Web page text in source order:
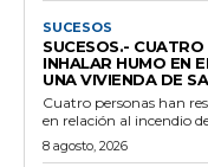
SUCESOS
SUCESOS.-
INHALAR HUMO EN
UNA VIVIENDA DE
Cuatro personas han
en relación al incendio
8 agosto, 2026